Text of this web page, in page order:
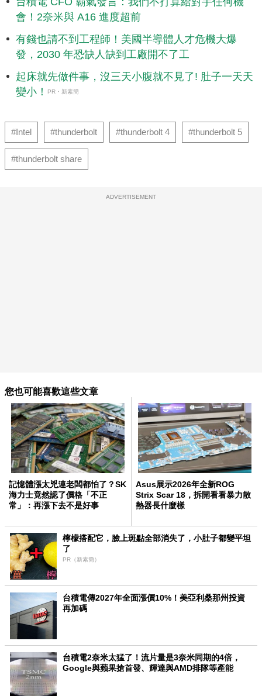
會！2奈米與 A16 進度超前
有錢也請不到工程師！美國半導體人才危機大爆
發，2030 年恐缺人缺到工廠開不了工
起床就先做件事，沒三天小腹就不見了! 肚子一天天
變小！
PR・新素簡
#Intel #thunderbolt #thunderbolt 4 #thunderbolt 5
#thunderbolt share
ADVERTISEMENT
您也可能喜歡這些文章
記憶體漲太兇連老闆都怕了？SK
海力士竟然認了價格「不正
常」：再漲下去不是好事
Asus展示2026年全新ROG
Strix Scar 18，拆開看看暴力散
熱器長什麼樣
檸檬搭配它，臉上斑點全部消失了，小肚子都變平坦
了
PR（新素簡）
台積電傳2027年全面漲價10%！美亞利桑那州投資
再加碼
台積電2奈米太猛了！流片量是3奈米同期的4倍，
Google與蘋果搶首發、輝達與AMD排隊等產能